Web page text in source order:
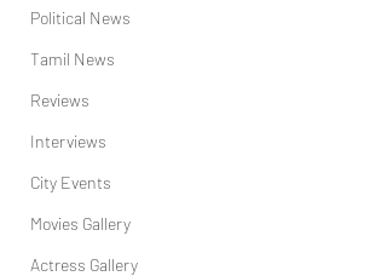
Political News
Tamil News
Reviews
Interviews
City Events
Movies Gallery
Actress Gallery